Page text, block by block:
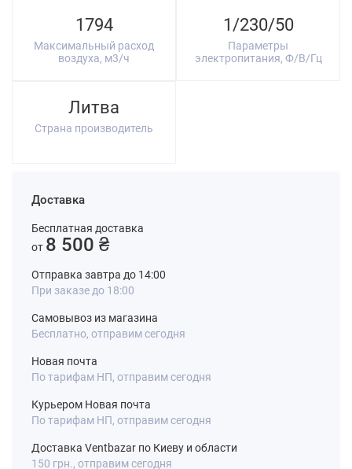
1794
Максимальный расход
воздуха, м3/ч
1/230/50
Параметры
электропитания, Ф/В/Гц
Литва
Страна производитель
Доставка
Бесплатная доставка
от 8 500 ₴
Отправка завтра до 14:00
При заказе до 18:00
Самовывоз из магазина
Бесплатно, отправим сегодня
Новая почта
По тарифам НП, отправим сегодня
Курьером Новая почта
По тарифам НП, отправим сегодня
Доставка Ventbazar по Киеву и области
150 грн., отправим сегодня